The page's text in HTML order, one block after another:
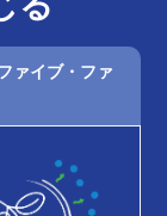
ァイブ・ファ